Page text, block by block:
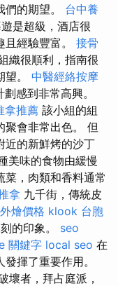
的期望。 台中養
是超級，酒店很
經驗豐富。 接骨
織很順利，指南很
。 中醫經絡按摩
感到非常高興。
拿推薦 該小組的組
聚會非常出色。 但
近的新鮮烤的沙丁
美味的食物由緩慢
菜，肉類和香料通常
拿 九千街，傳統皮
燴價格 klook 台胞
的印象。 seo
關鍵字 local seo 在
揮了重要作用。
壞者，拜占庭派，